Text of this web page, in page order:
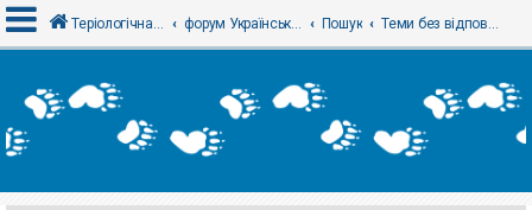
х
і
Теріологічна школа форум Українського теріологічного товариства Пошук Теми без відповідей